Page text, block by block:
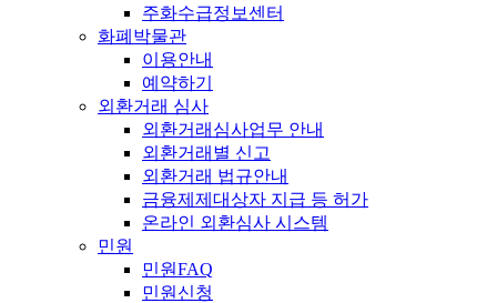
주화수급정보센터
화폐박물관
이용안내
예약하기
외환거래 심사
외환거래심사업무 안내
외환거래별 신고
외환거래 법규안내
금융제제대상자 지급 등 허가
온라인 외환심사 시스템
민원
민원FAQ
민원신청